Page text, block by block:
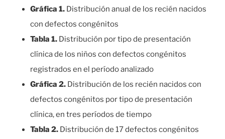
Gráfica 1. Distribución anual de los recién nacidos
con defectos congénitos
Tabla 1. Distribución por tipo de presentación
clínica de los niños con defectos congénitos
registrados en el período analizado
Gráfica 2. Distribución de los recién nacidos con
defectos congénitos por tipo de presentación
clínica, en tres períodos de tiempo
Tabla 2. Distribución de 17 defectos congénitos